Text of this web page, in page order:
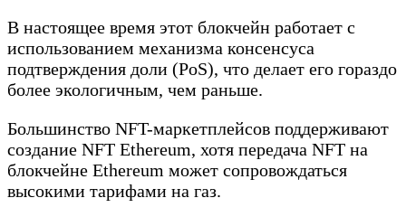
В настоящее время этот блокчейн работает с
использованием механизма консенсуса
подтверждения доли (PoS), что делает его гораздо
более экологичным, чем раньше.
Большинство NFT-маркетплейсов поддерживают
создание NFT Ethereum, хотя передача NFT на
блокчейне Ethereum может сопровождаться
высокими тарифами на газ.